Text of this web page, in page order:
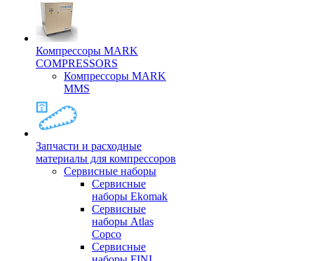
Компрессоры MARK
COMPRESSORS
Компрессоры MARK
MMS
Запчасти и расходные
материалы для компрессоров
Cервисные наборы
Сервисные
наборы Ekomak
Cервисные
наборы Atlas
Copco
Сервисные